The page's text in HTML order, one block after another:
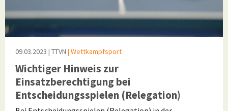
09.03.2023 | TTVN | Wettkampfsport
Wichtiger Hinweis zur
Einsatzberechtigung bei
Entscheidungsspielen (Relegation)